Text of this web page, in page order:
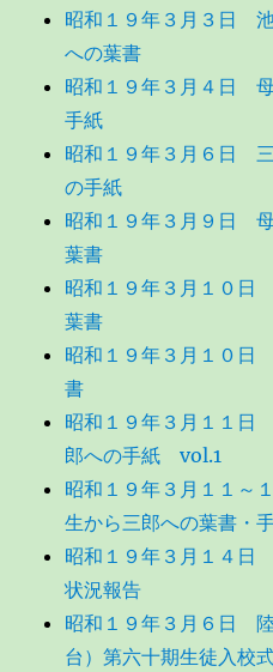
昭和１９年３月３日
への葉書
昭和１９年３月４日
手紙
昭和１９年３月６日
の手紙
昭和１９年３月９日
葉書
昭和１９年３月１０日
葉書
昭和１９年３月１０
書
昭和１９年３月１１日
郎への手紙 vol.1
昭和１９年３月１１～
生から三郎への葉書
昭和１９年３月１４日
状況報告
昭和１９年３月６日
台）第六十期生徒入校